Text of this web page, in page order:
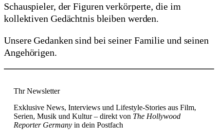
Schauspieler, der Figuren verkörperte, die im
kollektiven Gedächtnis bleiben werden.
Unsere Gedanken sind bei seiner Familie und seinen
Angehörigen.
Thr Newsletter
Exklusive News, Interviews und Lifestyle-Stories aus Film,
Serien, Musik und Kultur – direkt von The Hollywood
Reporter Germany in dein Postfach